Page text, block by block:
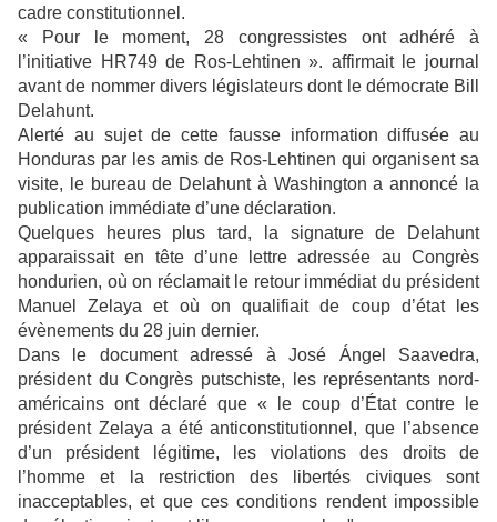
cadre constitutionnel.
« Pour le moment, 28 congressistes ont adhéré à
l’initiative HR749 de Ros-Lehtinen ». affirmait le journal
avant de nommer divers législateurs dont le démocrate Bill
Delahunt.
Alerté au sujet de cette fausse information diffusée au
Honduras par les amis de Ros-Lehtinen qui organisent sa
visite, le bureau de Delahunt à Washington a annoncé la
publication immédiate d’une déclaration.
Quelques heures plus tard, la signature de Delahunt
apparaissait en tête d’une lettre adressée au Congrès
hondurien, où on réclamait le retour immédiat du président
Manuel Zelaya et où on qualifiait de coup d’état les
évènements du 28 juin dernier.
Dans le document adressé à José Ángel Saavedra,
président du Congrès putschiste, les représentants nord-
américains ont déclaré que « le coup d’État contre le
président Zelaya a été anticonstitutionnel, que l’absence
d’un président légitime, les violations des droits de
l’homme et la restriction des libertés civiques sont
inacceptables, et que ces conditions rendent impossible